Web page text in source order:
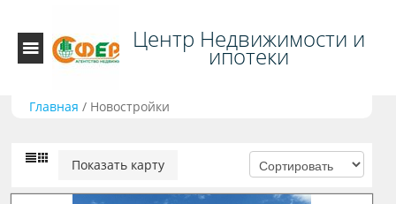
Центр Недвижимости и
ипотеки
Главная / Новостройки
Показать карту